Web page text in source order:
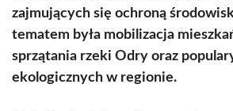
zajmujących się ochroną
tematem była mobilizacja
sprzątania rzeki Odry oraz
ekologicznych w regionie.